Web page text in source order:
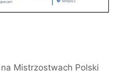
Mistrzostwach Polski